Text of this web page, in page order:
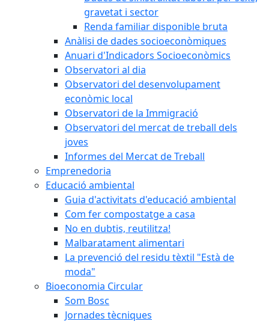
gravetat i sector
Renda familiar disponible bruta
Anàlisi de dades socioeconòmiques
Anuari d'Indicadors Socioeconòmics
Observatori al dia
Observatori del desenvolupament
econòmic local
Observatori de la Immigració
Observatori del mercat de treball dels
joves
Informes del Mercat de Treball
Emprenedoria
Educació ambiental
Guia d'activitats d'educació ambiental
Com fer compostatge a casa
No en dubtis, reutilitza!
Malbaratament alimentari
La prevenció del residu tèxtil "Està de
moda"
Bioeconomia Circular
Som Bosc
Jornades tècniques